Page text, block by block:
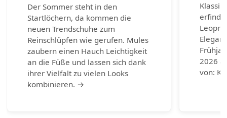
Der Sommer steht in den
Startlöchern, da kommen die
neuen Trendschuhe zum
Reinschlüpfen wie gerufen. Mules
zaubern einen Hauch Leichtigkeit
an die Füße und lassen sich dank
ihrer Vielfalt zu vielen Looks
kombinieren. →
2026
von: